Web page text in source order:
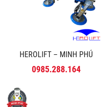
HEROLIFT – MINH PHÚ
0985.288.164